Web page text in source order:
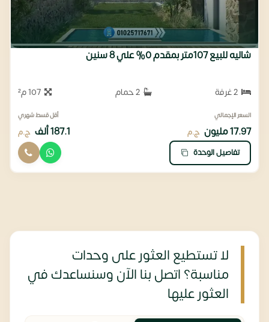
شاليه للبيع 107متر بمقدم 0% علي 8 سنين
2 حمام 107 م²
السعر الإجمالي
17.97 مليون ج.م
أقل قسط شهري
187.1 ألف ج.م
تفاصيل الوحدة
لا تستطيع العثور على وحدات
مناسبة؟ اتصل بنا الآن وسنساعدك في
العثور عليها